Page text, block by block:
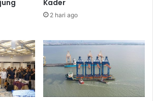
Kader
2 hari ago